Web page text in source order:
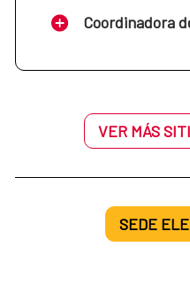
Coordinadora
VER MÁS
SEDE